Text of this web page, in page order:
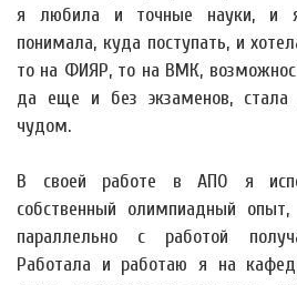
я любила и точные науки, и
понимала, куда поступать, и
то на ФИЯР, то на ВМК,
да еще и без экзаменов,
чудом.
В своей работе в АПО я
собственный олимпиадный
параллельно с работой
Работала и работаю я на